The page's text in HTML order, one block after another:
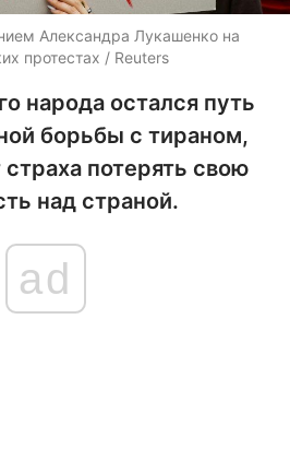
Александра Лукашенко на
протестах / Reuters
народа остался путь
борьбы с тираном,
потерять свою
над страной.
ad